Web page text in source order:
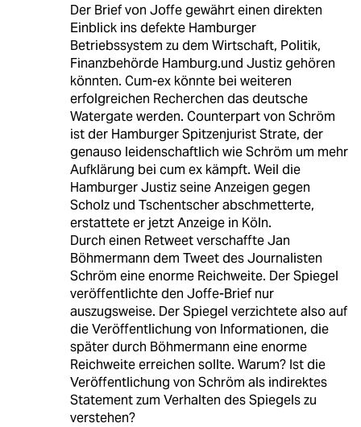
Der Brief von Joffe gewährt einen direkten
Einblick ins defekte Hamburger
Betriebssystem zu dem Wirtschaft, Politik,
Finanzbehörde Hamburg.und Justiz gehören
könnten. Cum-ex könnte bei weiteren
erfolgreichen Recherchen das deutsche
Watergate werden. Counterpart von Schröm
ist der Hamburger Spitzenjurist Strate, der
genauso leidenschaftlich wie Schröm um mehr
Aufklärung bei cum ex kämpft. Weil die
Hamburger Justiz seine Anzeigen gegen
Scholz und Tschentscher abschmetterte,
erstattete er jetzt Anzeige in Köln.
Durch einen Retweet verschaffte Jan
Böhmermann dem Tweet des Journalisten
Schröm eine enorme Reichweite. Der Spiegel
veröffentlichte den Joffe-Brief nur
auszugsweise. Der Spiegel verzichtete also auf
die Veröffentlichung von Informationen, die
später durch Böhmermann eine enorme
Reichweite erreichen sollte. Warum? Ist die
Veröffentlichung von Schröm als indirektes
Statement zum Verhalten des Spiegels zu
verstehen?